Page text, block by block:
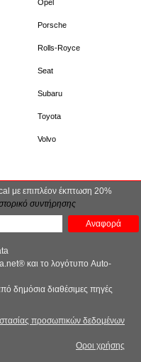
Opel
Porsche
Rolls-Royce
Seat
Subaru
Toyota
Volvo
με επιπλέον έκπτωση 20%
συντήρησης
Αναφορά
και το λογότυπο Auto-
δημόσια διαθέσιμες πηγές
προσωπικών δεδομένων
Οροι χρήσης